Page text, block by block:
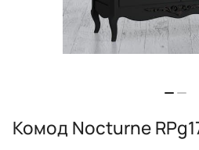
Комод Nocturne